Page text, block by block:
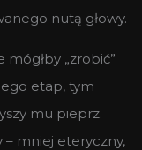
nutą głowy.
„zrobić”
etap, tym
mu pieprz.
mniej eteryczny,